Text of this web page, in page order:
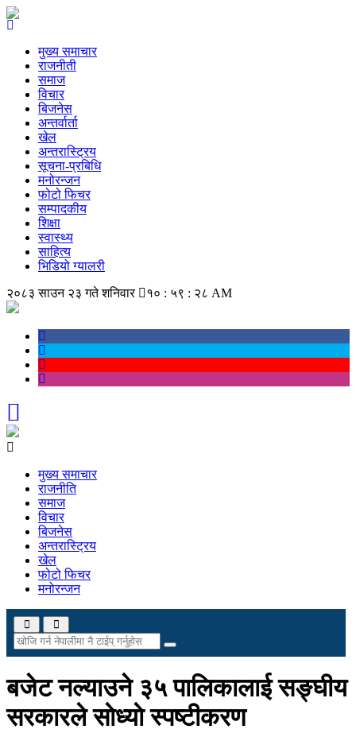
मुख्य समाचार
राजनीती
समाज
विचार
बिजनेस
अन्तर्वार्ता
खेल
अन्तरास्ट्रिय
सूचना-प्रबिधि
मनोरन्जन
फोटो फिचर
सम्पादकीय
शिक्षा
स्वास्थ्य
साहित्य
भिडियो ग्यालरी
२०८३ साउन २३ गते शनिवार
१० : ५९ : २८ AM
मुख्य समाचार
राजनीति
समाज
विचार
बिजनेस
अन्तरास्ट्रिय
खेल
फोटो फिचर
मनोरन्जन
बजेट नल्याउने ३५ पालिकालाई सङ्घीय
सरकारले साेध्याे स्पष्टीकरण